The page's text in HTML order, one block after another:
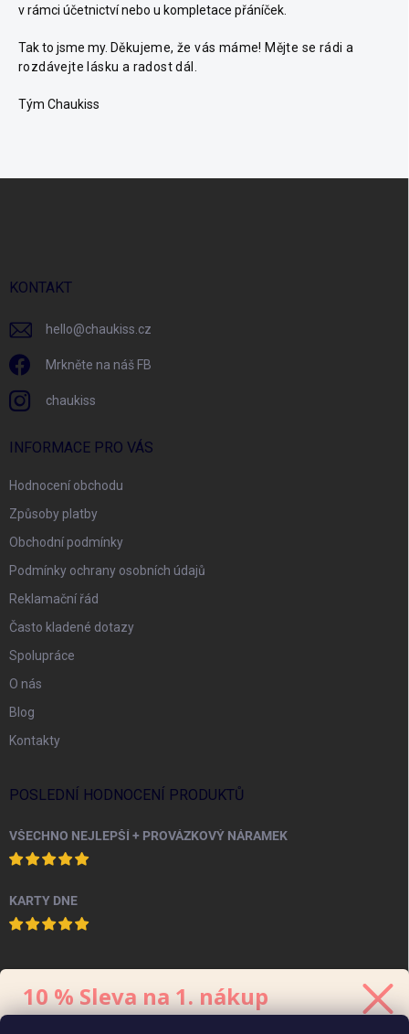
v rámci účetnictví nebo u kompletace přáníček.
Tak to jsme my. Děkujeme, že vás máme! Mějte se rádi a
rozdávejte lásku a radost dál.
Tým Chaukiss
KONTAKT
hello@chaukiss.cz
Mrkněte na náš FB
chaukiss
INFORMACE PRO VÁS
Hodnocení obchodu
Způsoby platby
Obchodní podmínky
Podmínky ochrany osobních údajů
Reklamační řád
Často kladené dotazy
Spolupráce
O nás
Blog
Kontakty
POSLEDNÍ HODNOCENÍ PRODUKTŮ
VŠECHNO NEJLEPŠÍ + PROVÁZKOVÝ NÁRAMEK
KARTY DNE
PINTEREST
10 % Sleva na 1. nákup